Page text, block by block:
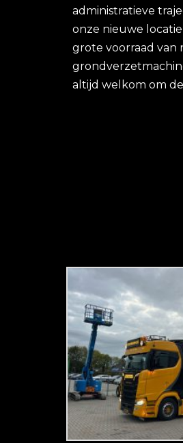
administratieve
onze nieuwe
grote voorraad
altijd welkom om